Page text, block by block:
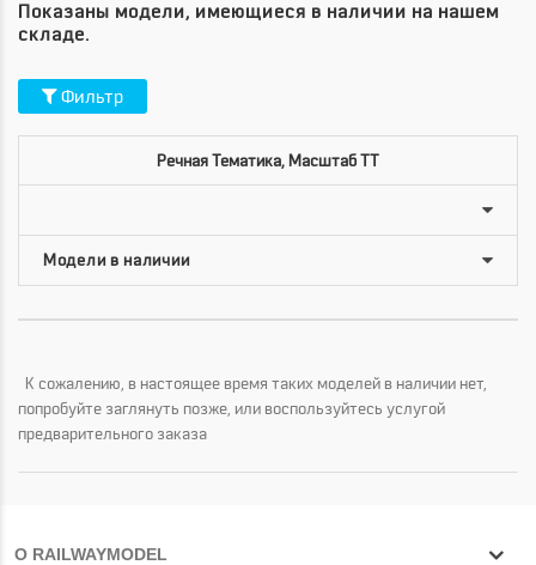
Показаны модели, имеющиеся в наличии на нашем
складе.
Фильтр
Речная Тематика, Масштаб TT
К сожалению, в настоящее время таких моделей в наличии нет,
попробуйте заглянуть позже, или воспользуйтесь услугой
предварительного заказа
О RAILWAYMODEL